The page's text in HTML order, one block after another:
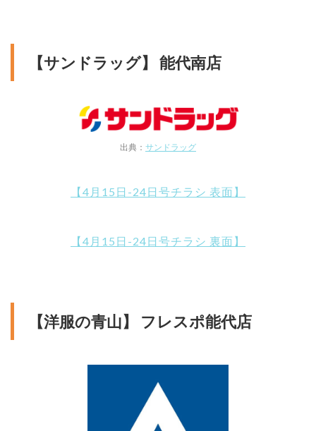
【サンドラッグ】 能代南店
出典： サンドラッグ
【4月15日-24日号チラシ 表面】
【4月15日-24日号チラシ 裏面】
【洋服の青山】 フレスポ能代店